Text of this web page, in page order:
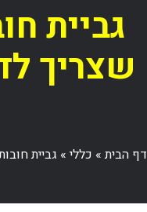
גביית
שצריך
דף הבית» כללי » גביית